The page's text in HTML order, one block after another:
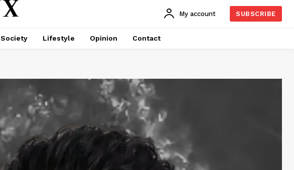
My account SUBSCRIBE
Society Lifestyle Opinion Contact